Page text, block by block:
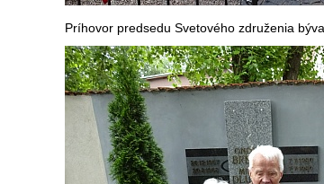
Príhovor predsedu Svetového združenia